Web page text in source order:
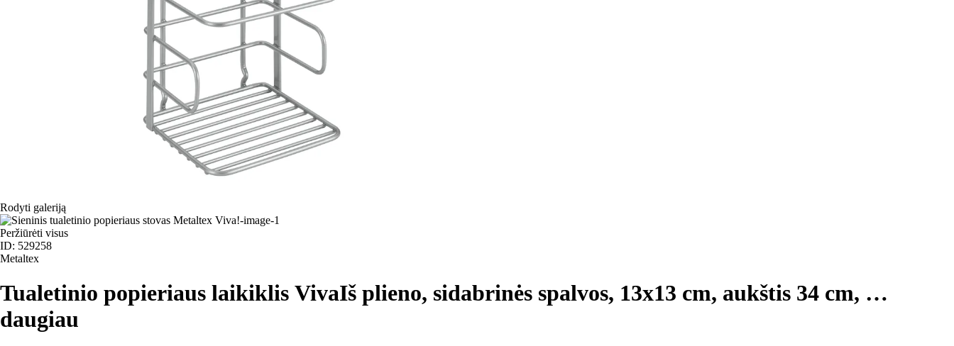
Rodyti galeriją
Peržiūrėti visus
ID: 529258
Metaltex
Tualetinio popieriaus laikiklis VivaIš plieno, sidabrinės spalvos, 13x13 cm, aukštis 34 cm, …
daugiau